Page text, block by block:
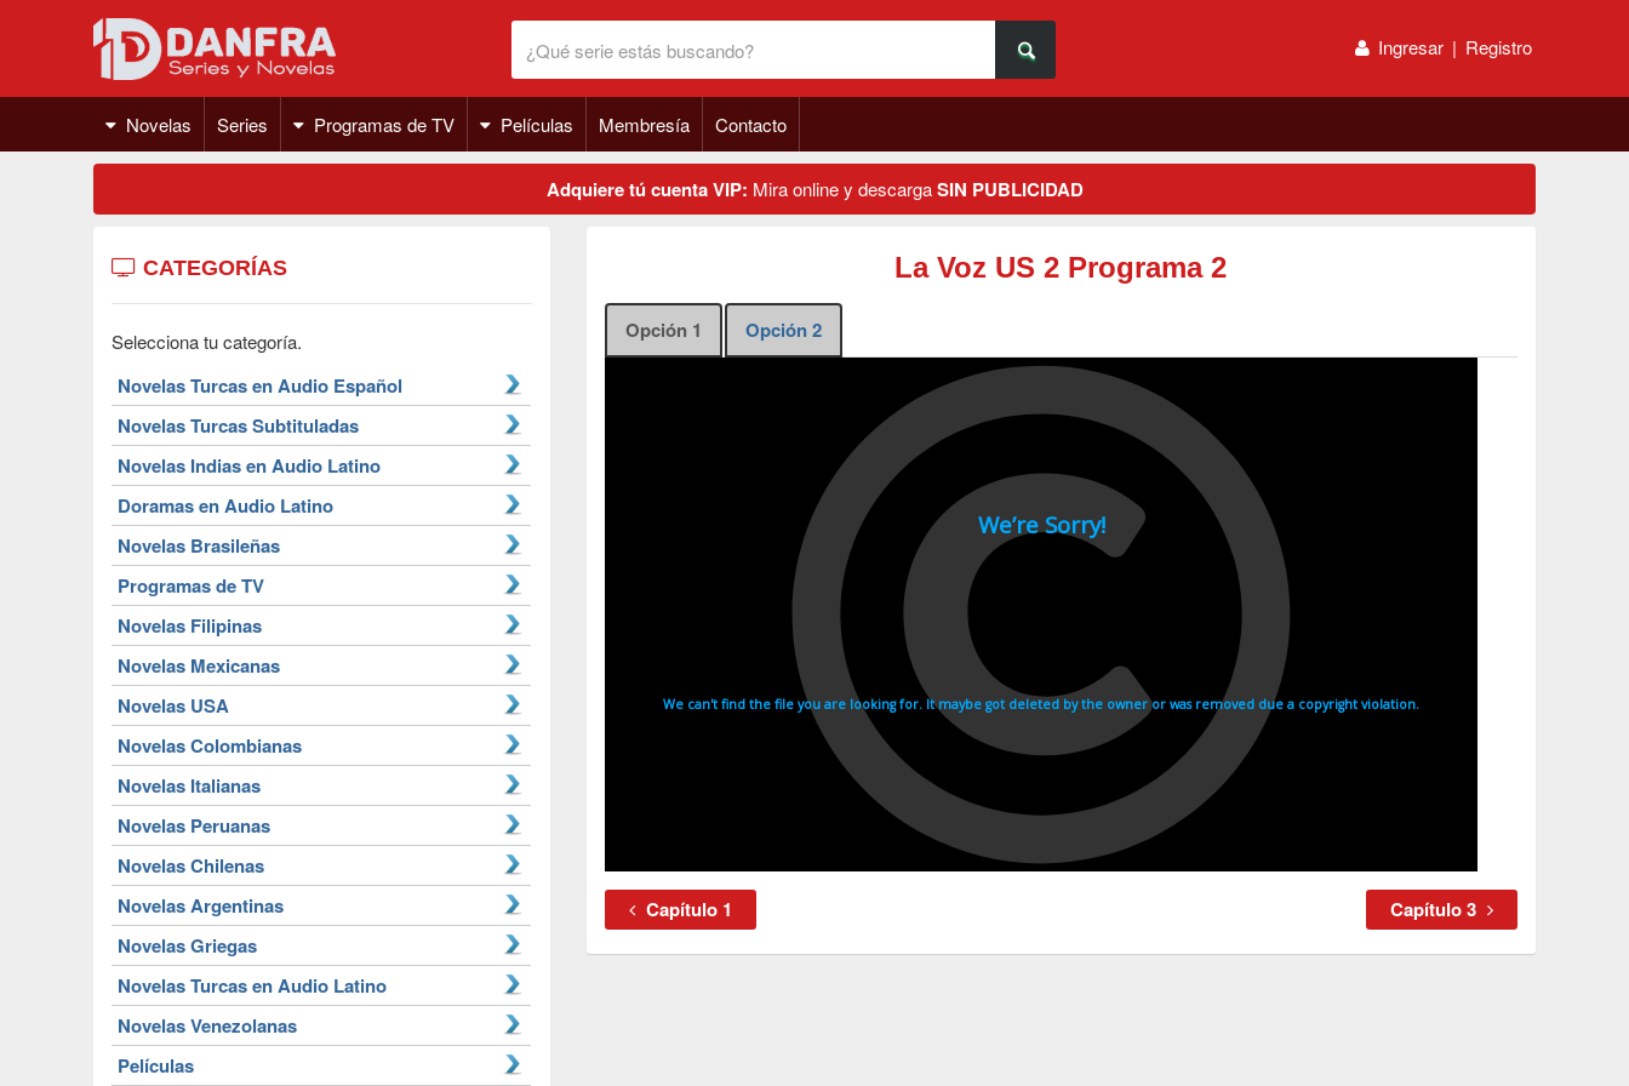
Ingresar | Registro
Novelas Series Programas de TV Películas Membresía Contacto
Adquiere tú cuenta VIP: Mira online y descargaSIN PUBLICIDAD
CATEGORÍAS
Selecciona tu categoría.
Novelas Turcas en Audio Español
Novelas Turcas Subtituladas
Novelas Indias en Audio Latino
Doramas en Audio Latino
Novelas Brasileñas
Programas de TV
Novelas Filipinas
Novelas Mexicanas
Novelas USA
Novelas Colombianas
Novelas Italianas
Novelas Peruanas
Novelas Chilenas
Novelas Argentinas
Novelas Griegas
Novelas Turcas en Audio Latino
Novelas Venezolanas
Películas
La Voz US 2 Programa 2
Opción 1 Opción 2
Capítulo 1 Capítulo 3